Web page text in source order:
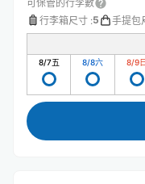
可保管的行李數
行李箱尺寸 :5 手提包
8/7五 8/8六 8/9